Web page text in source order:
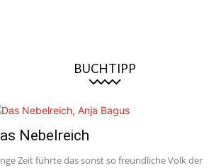
BUCHTIPP
Nebelreich
Zeit führte das sonst so freundliche Volk der